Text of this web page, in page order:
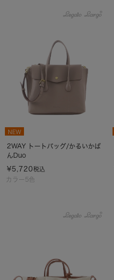
カラー5色
NEW
2WAY トートバッグ/かるいかば
んDuo
¥5,720税込